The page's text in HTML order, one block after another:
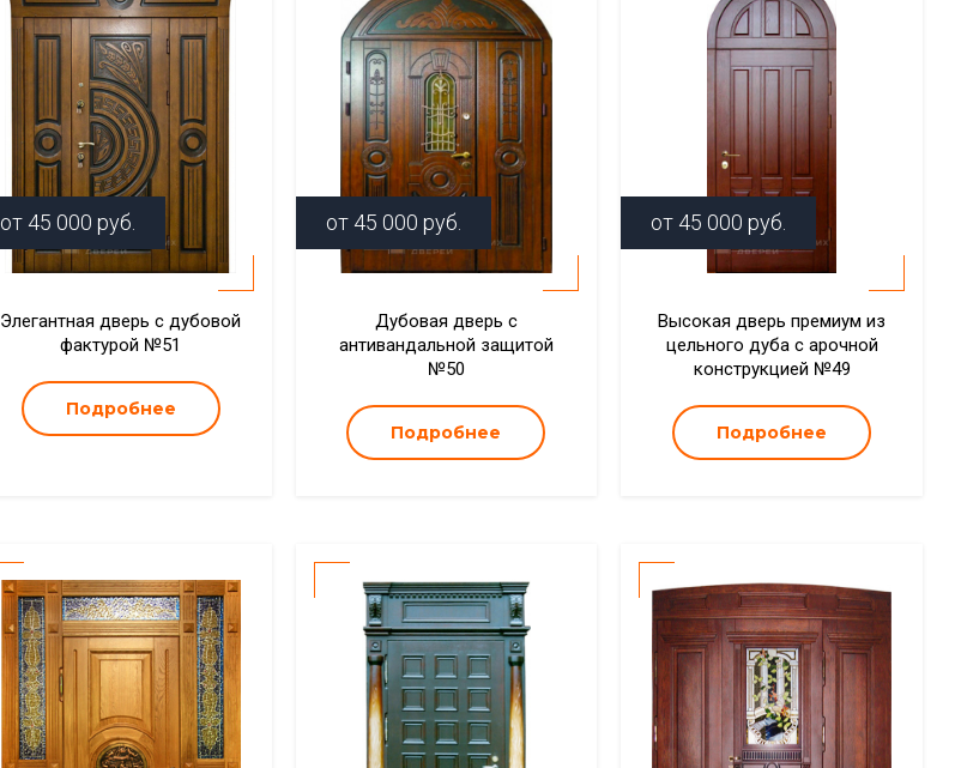
от 45 000 руб.
Элегантная дверь с дубовой
фактурой №51
Подробнее
от 45 000 руб.
Дубовая дверь с
антивандальной защитой
№50
Подробнее
от 45 000 руб.
Высокая дверь премиум из
цельного дуба с арочной
конструкцией №49
Подробнее